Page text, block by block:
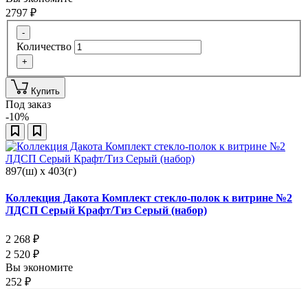
2797 ₽
-
Количество
+
Купить
Под заказ
-10%
897(ш) x 403(г)
Коллекция Дакота Комплект стекло-полок к витрине №2
ЛДСП Серый Крафт/Тиз Серый (набор)
2 268 ₽
2 520 ₽
Вы экономите
252 ₽